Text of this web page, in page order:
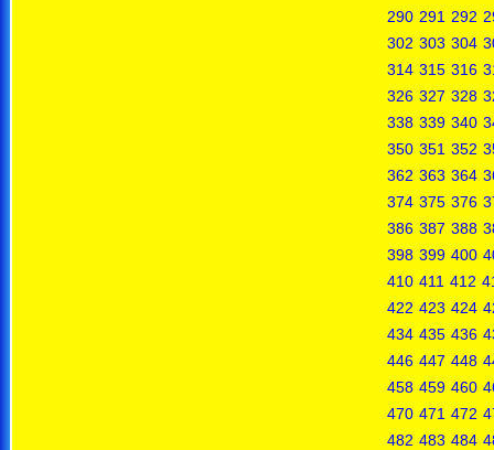
290 291 292
302 303 304
314 315 316
326 327 328
338 339 340
350 351 352
362 363 364
374 375 376
386 387 388
398 399 400
410 411 412
422 423 424
434 435 436
446 447 448
458 459 460
470 471 472
482 483 484